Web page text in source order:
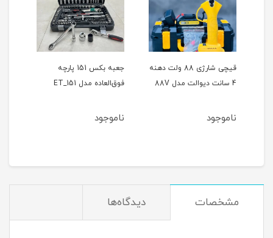
قیچی شارژی 88 ولت دهنه
4 سانت دیوالت مدل 88V
ناموجود
جعبه بکس 151 پارچه
فوق‌العاده مدل ET_151
ناموجود
مشخصات دیدگاه‌ها